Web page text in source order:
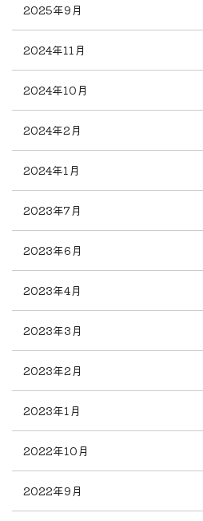
2025年9月
2024年11月
2024年10月
2024年2月
2024年1月
2023年7月
2023年6月
2023年4月
2023年3月
2023年2月
2023年1月
2022年10月
2022年9月